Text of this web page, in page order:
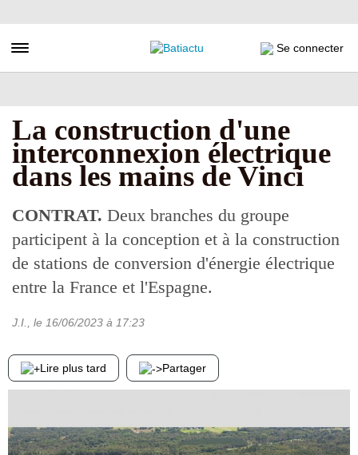
au
principal
Toggle navigation Se connecter
La construction d'une
interconnexion électrique
dans les mains de Vinci
CONTRAT. Deux branches du groupe
participent à la conception et à la construction
de stations de conversion d'énergie électrique
entre la France et l'Espagne.
J.I. , le 16/06/2023 à 17:23
Lire plus tard Partager